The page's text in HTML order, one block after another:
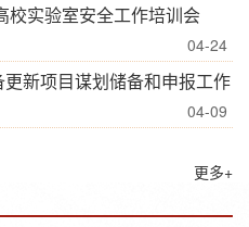
校实验室安全工作培训会
04-24
新项目谋划储备和申报工作
04-09
更多+